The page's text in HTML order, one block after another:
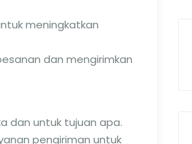
meningkatkan
dan mengirimkan
dan untuk tujuan apa.
pengiriman untuk